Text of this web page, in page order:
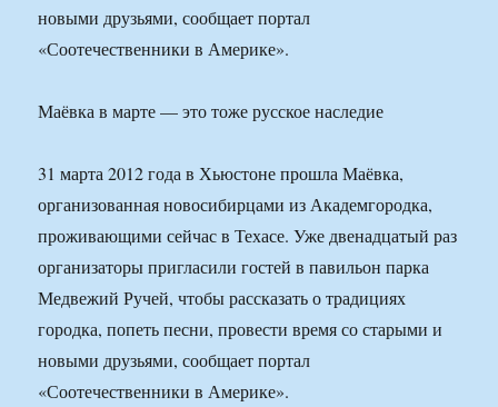
новыми друзьями, сообщает портал
«Соотечественники в Америке».
Маёвка в марте — это тоже русское наследие
31 марта 2012 года в Хьюстоне прошла Маёвка,
организованная новосибирцами из Академгородка,
проживающими сейчас в Техасе. Уже двенадцатый раз
организаторы пригласили гостей в павильон парка
Медвежий Ручей, чтобы рассказать о традициях
городка, попеть песни, провести время со старыми и
новыми друзьями, сообщает портал
«Соотечественники в Америке».